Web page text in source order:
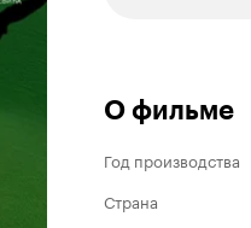
О фильме
Год производства
Страна